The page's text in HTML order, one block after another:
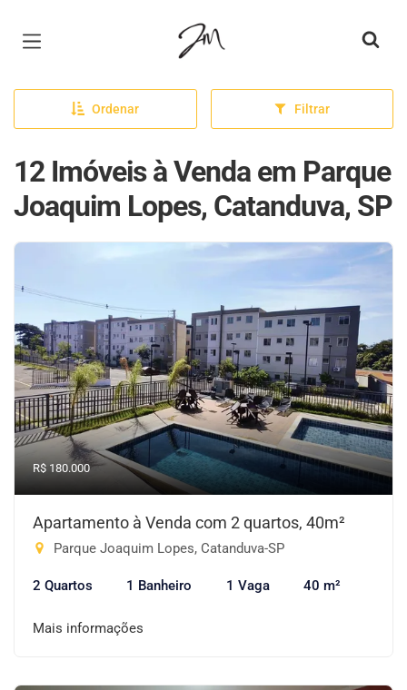
Página inicial
Ordenar Filtrar
12 Imóveis à Venda em Parque
Joaquim Lopes, Catanduva, SP
R$ 180.000
Apartamento à Venda com 2 quartos, 40m²
Parque Joaquim Lopes, Catanduva-SP
2 Quartos 1 Banheiro 1 Vaga 40 m²
Mais informações